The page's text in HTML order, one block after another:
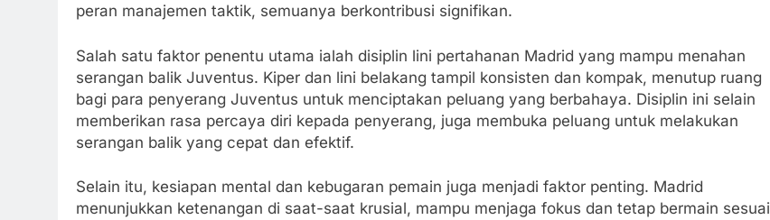
peran manajemen taktik, semuanya berkontribusi signifikan.
Salah satu faktor penentu utama ialah disiplin lini pertahanan Madrid yang mampu menahan
serangan balik Juventus. Kiper dan lini belakang tampil konsisten dan kompak, menutup ruang
bagi para penyerang Juventus untuk menciptakan peluang yang berbahaya. Disiplin ini selain
memberikan rasa percaya diri kepada penyerang, juga membuka peluang untuk melakukan
serangan balik yang cepat dan efektif.
Selain itu, kesiapan mental dan kebugaran pemain juga menjadi faktor penting. Madrid
menunjukkan ketenangan di saat-saat krusial, mampu menjaga fokus dan tetap bermain sesuai